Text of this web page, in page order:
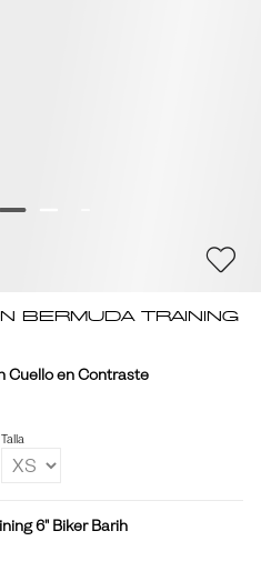
Bermuda Training
Cuello en Contraste
Talla
6" Biker Barih